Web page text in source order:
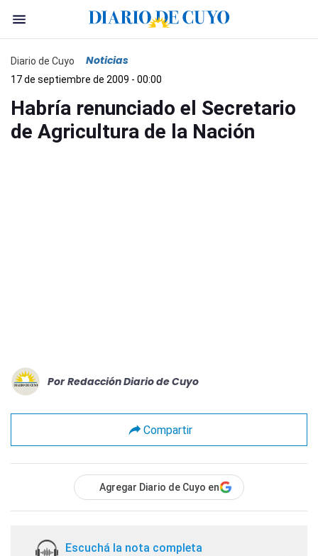
Diario de Cuyo Noticias
17 de septiembre de 2009 - 00:00
Habría renunciado el Secretario
de Agricultura de la Nación
Por Redacción Diario de Cuyo
Compartir
Agregar Diario de Cuyo en
Escuchá la nota completa